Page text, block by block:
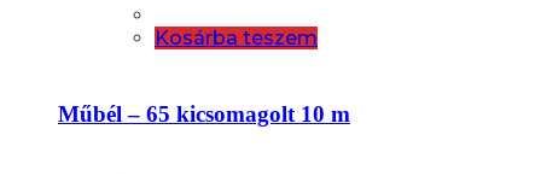
Kosárba teszem
Műbél – 65 kicsomagolt 10 m